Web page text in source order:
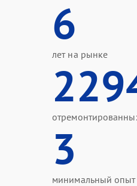
6
лет на рынке
3
минимальный опыт